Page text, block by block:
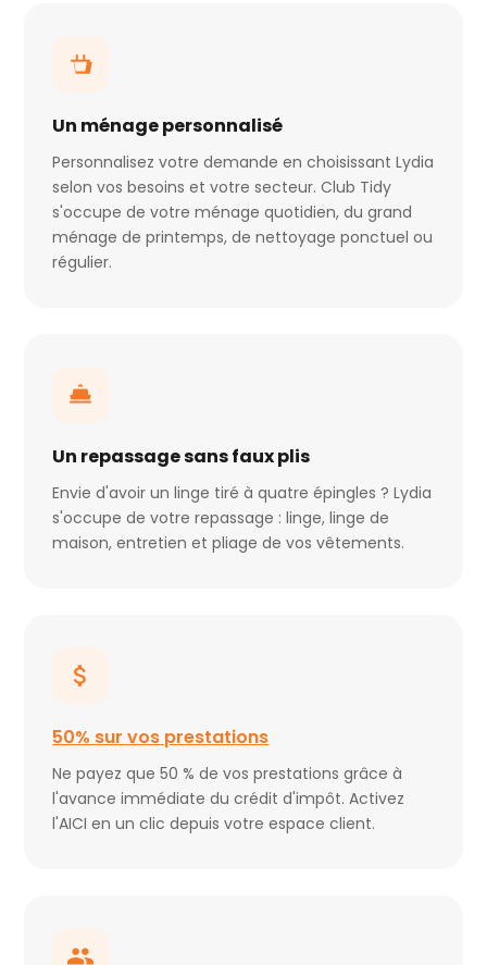
Un ménage personnalisé
Personnalisez votre demande en choisissant Lydia
selon vos besoins et votre secteur. Club Tidy
s'occupe de votre ménage quotidien, du grand
ménage de printemps, de nettoyage ponctuel ou
régulier.
Un repassage sans faux plis
Envie d'avoir un linge tiré à quatre épingles ? Lydia
s'occupe de votre repassage : linge, linge de
maison, entretien et pliage de vos vêtements.
50% sur vos prestations
Ne payez que 50 % de vos prestations grâce à
l'avance immédiate du crédit d'impôt. Activez
l'AICI en un clic depuis votre espace client.